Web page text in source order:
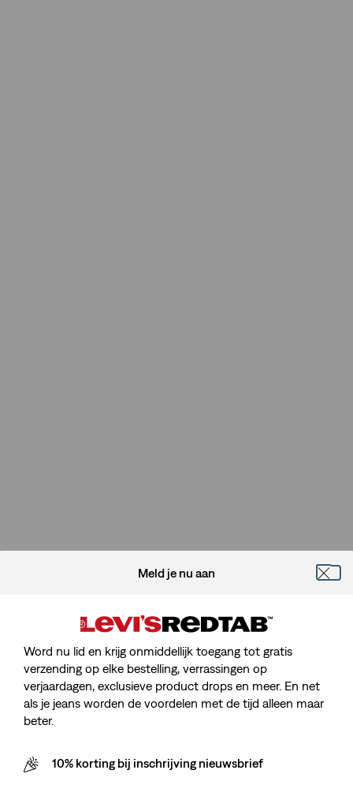
Meld je nu aan
Word nu lid en krijg onmiddellijk toegang tot gratis
verzending op elke bestelling, verrassingen op
verjaardagen, exclusieve product drops en meer. En net
als je jeans worden de voordelen met de tijd alleen maar
beter.
10% korting bij inschrijving nieuwsbrief